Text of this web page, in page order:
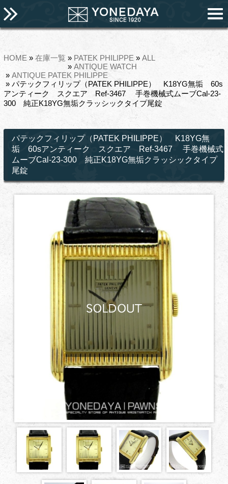
HOME » 在庫一覧 » PATEK PHILIPPE » ALL
» ANTIQUE WATCH
» ANTIQUE PATEK PHILIPPE
» パテックフィリップ（PATEK PHILIPPE） K18YG無垢 60s
アンティーク スクエア Ref-3467 手巻機械式ムーブCal-23-
300 純正K18YG無垢クラッシックタイプ尾錠
パテックフィリップ（PATEK PHILIPPE） K18YG無
垢 60sアンティーク スクエア Ref-3467 手巻機械式
ムーブCal-23-300 純正K18YG無垢クラッシックタイプ
尾錠